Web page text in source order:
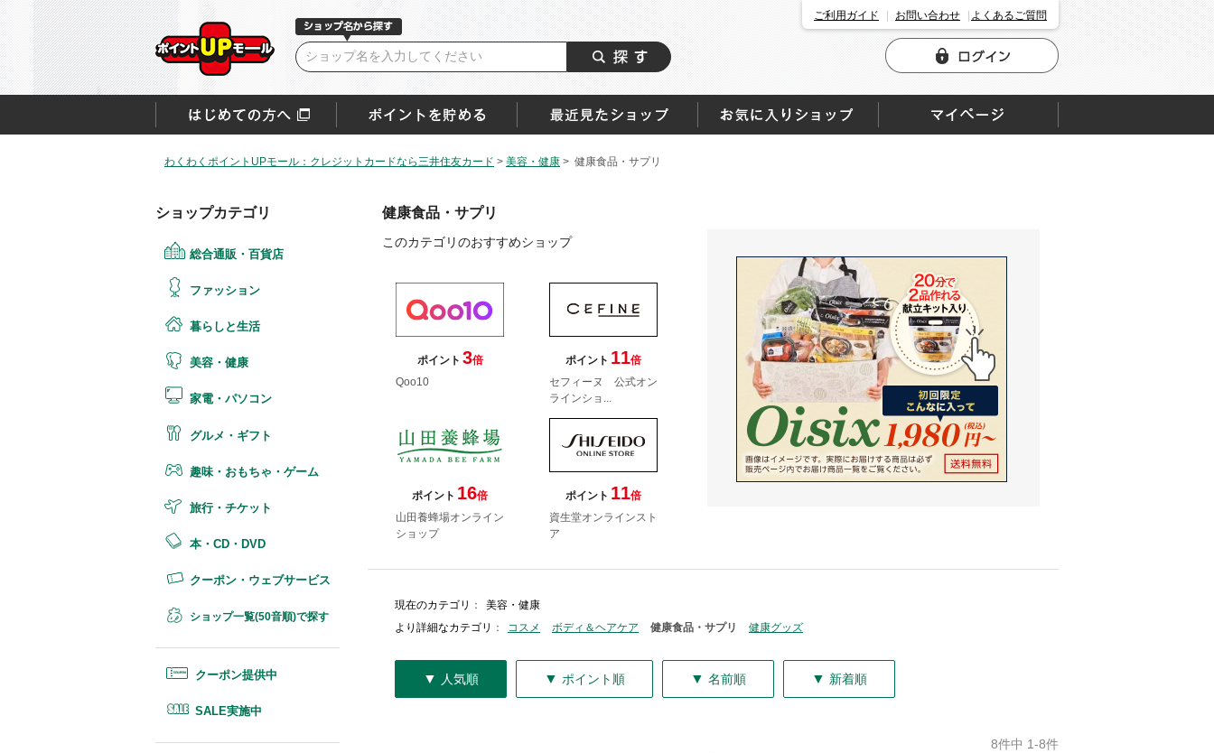
ご利用ガイド お問い合わせ よくあるご質問
わくわくポイントUPモール：クレジットカードなら三井住友カード > 美容・健康 > 健康食品・サプリ
ショップカテゴリ
総合通販・百貨店
ファッション
暮らしと生活
美容・健康
家電・パソコン
グルメ・ギフト
趣味・おもちゃ・ゲーム
旅行・チケット
本・CD・DVD
クーポン・ウェブサービス
ショップ一覧(50音順)で探す
クーポン提供中
SALE実施中
健康食品・サプリ
このカテゴリのおすすめショップ
ポイント 3倍
Qoo10
ポイント 11倍
セフィーヌ 公式オン
ラインショ...
ポイント 16倍
山田養蜂場オンライン
ショップ
ポイント 11倍
資生堂オンラインスト
ア
現在のカテゴリ ：
美容・健康
より詳細なカテゴリ ： コスメ ボディ＆ヘアケア 健康食品・サプリ 健康グッズ
▼ 人気順 ▼ ポイント順 ▼ 名前順 ▼ 新着順
8件中 1-8件